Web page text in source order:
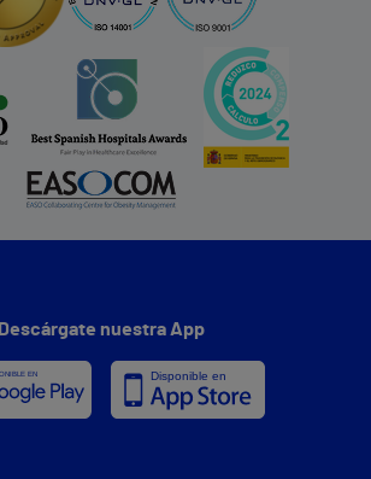
Descárgate nuestra App